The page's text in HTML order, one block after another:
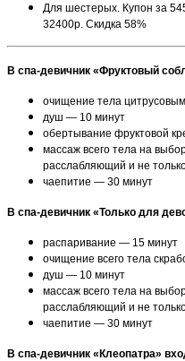
Для шестерых. Купон за
32400р. Скидка 58%
В спа-девичник «Фруктовый
очищение тела
душ — 10 минут
обертывание фруктовой
массаж всего тела на
расслабляющий и не
чаепитие — 30 минут
В спа-девичник «Только для
распаривание — 15 минут
очищение всего тела
душ — 10 минут
массаж всего тела на
расслабляющий и не
чаепитие — 30 минут
В спа-девичник «Клеопатра»